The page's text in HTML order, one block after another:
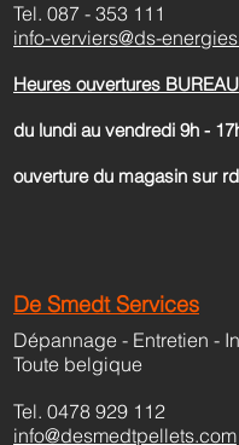
Tel. 087 - 353 111
info-verviers@ds-
Heures ouvertures BUREAU
du lundi au vendredi 9h -
ouverture du magasin sur
De Smedt Services
Dépannage - Entretien -
Toute belgique
Tel. 0478 929 112
info@desmedtpellets.com